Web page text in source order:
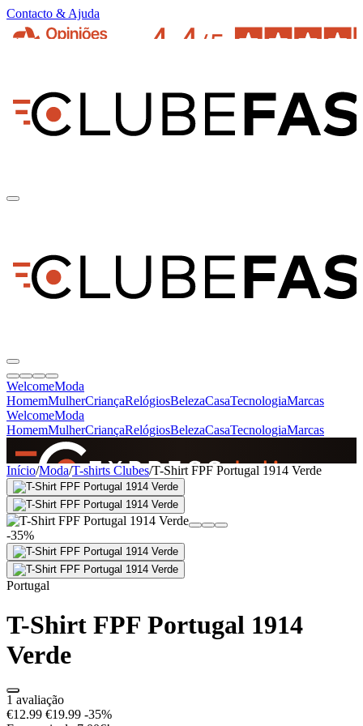
Contacto & Ajuda
WelcomeModa
HomemMulherCriançaRelógiosBelezaCasaTecnologiaMarcas
WelcomeModa
HomemMulherCriançaRelógiosBelezaCasaTecnologiaMarcas
SINCE 2005
+de 36.000 reviews
Início/Moda/T-shirts Clubes/T-Shirt FPF Portugal 1914 Verde
-35%
Portugal
T-Shirt FPF Portugal 1914
Verde
1 avaliação
€12.99 €19.99 -35%